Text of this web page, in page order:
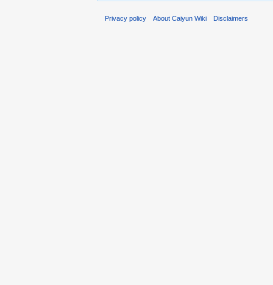
Privacy policy About Caiyun Wiki Disclaimers